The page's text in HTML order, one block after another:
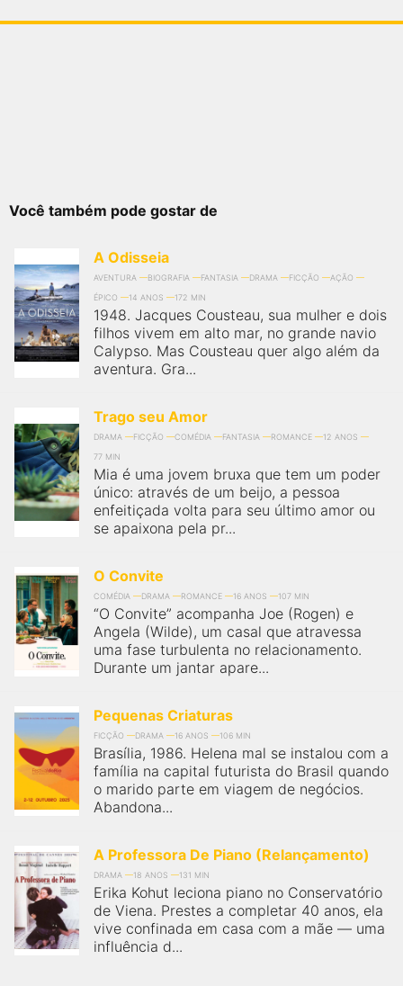
Você também pode gostar de
A Odisseia
AVENTURA BIOGRAFIA FANTASIA DRAMA FICÇÃO
AÇÃO
ÉPICO
14 ANOS 172 MIN
1948. Jacques Cousteau, sua mulher e dois
filhos vivem em alto mar, no grande navio
Calypso. Mas Cousteau quer algo além da
aventura. Gra...
Trago seu Amor
DRAMA FICÇÃO COMÉDIA FANTASIA ROMANCE
12 ANOS
77 MIN
Mia é uma jovem bruxa que tem um poder
único: através de um beijo, a pessoa
enfeitiçada volta para seu último amor ou
se apaixona pela pr...
O Convite
COMÉDIA DRAMA ROMANCE 16 ANOS 107 MIN
“O Convite” acompanha Joe (Rogen) e
Angela (Wilde), um casal que atravessa
uma fase turbulenta no relacionamento.
Durante um jantar apare...
Pequenas Criaturas
FICÇÃO DRAMA 16 ANOS 106 MIN
Brasília, 1986. Helena mal se instalou com a
família na capital futurista do Brasil quando
o marido parte em viagem de negócios.
Abandona...
A Professora De Piano (Relançamento)
DRAMA 18 ANOS 131 MIN
Erika Kohut leciona piano no Conservatório
de Viena. Prestes a completar 40 anos, ela
vive confinada em casa com a mãe — uma
influência d...